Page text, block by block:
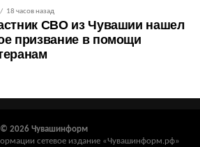
18 часов назад
СВО из Чувашии нашел
призвание в помощи
© 2026 Чувашинформ
сетевое издание «Чувашинформ.рф»